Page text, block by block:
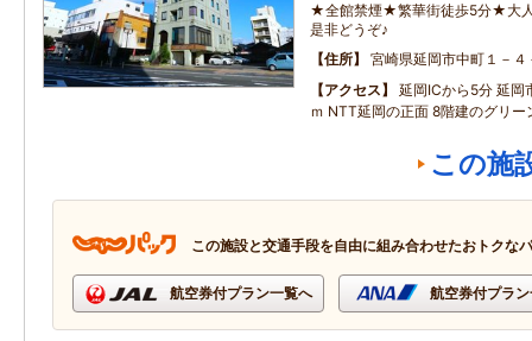
★全館禁煙★繁華街徒歩5分★大
是非どうぞ♪
住所
宮崎県延岡市中町１－４
アクセス
延岡ICから5分 延岡
ｍ NTT延岡の正面 8階建のグリー
この施
この施設と交通手段を自由に組み合わせたおトクな
航空券付プラン一覧へ 航空券付プラ